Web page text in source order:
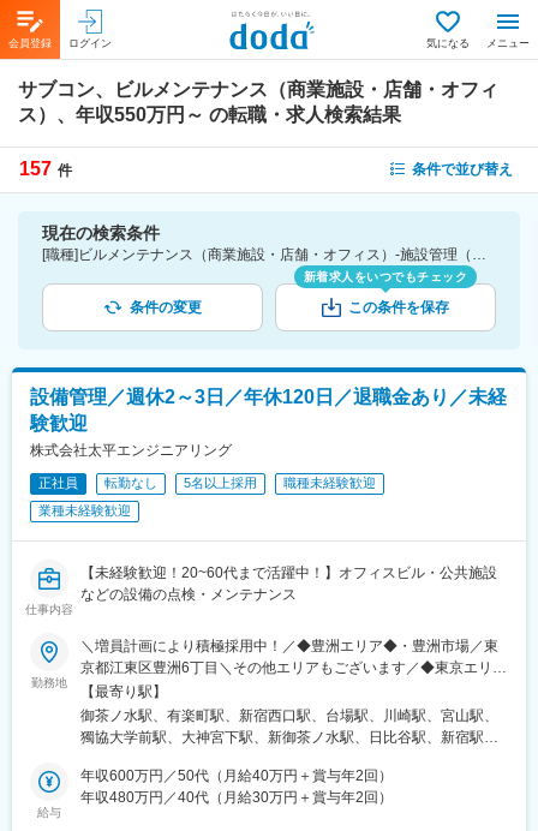
会員登録 ログイン 気になる メニュー
サブコン、ビルメンテナンス（商業施設・店舗・オフィ
ス）、年収550万円～ の転職・求人検索結果
157 件 条件で並び替え
現在の検索条件
[職種]ビルメンテナンス（商業施設・店舗・オフィス）-施設管理（技術系） [業種]サブコン-建設・プラント・不動産業界 [年収]550万円～
条件の変更
新着求人をいつでもチェック
この条件を保存
設備管理／週休2～3日／年休120日／退職金あり／未経
験歓迎
株式会社太平エンジニアリング
正社員 転勤なし 5名以上採用
職種未経験歓迎
業種未経験歓迎
仕事内容
【未経験歓迎！20~60代まで活躍中！】オフィスビル・公共施設
などの設備の点検・メンテナンス
勤務地
＼増員計画により積極採用中！／◆豊洲エリア◆・豊洲市場／東
京都江東区豊洲6丁目＼その他エリアもございます／◆東京エリア
◆ ※埼玉県、千葉県から通う社員も多数！・東京科学大学／東京
都文京区湯島1丁目5番45号 ※国立大学・病院・研究所のある医
系複合施設です・都内の外資系ラグジュアリーホテル◆神奈川エ
勤相談可◆埼玉エリア◆・公立病院施設（草加市）◆千葉エリア
◆・商業施設（船橋市）上記以外にも一都三県の物件を多数保有
【最寄り駅】
御茶ノ水駅、有楽町駅、新宿西口駅、台場駅、川崎駅、宮山駅、
獨協大学前駅、大神宮下駅、新御茶ノ水駅、日比谷駅、新宿駅、
一丁目駅、新宿駅(東京メトロ)、東京テレポート駅、八丁畷駅
給与
年収600万円／50代（月給40万円＋賞与年2回）
年収480万円／40代（月給30万円＋賞与年2回）